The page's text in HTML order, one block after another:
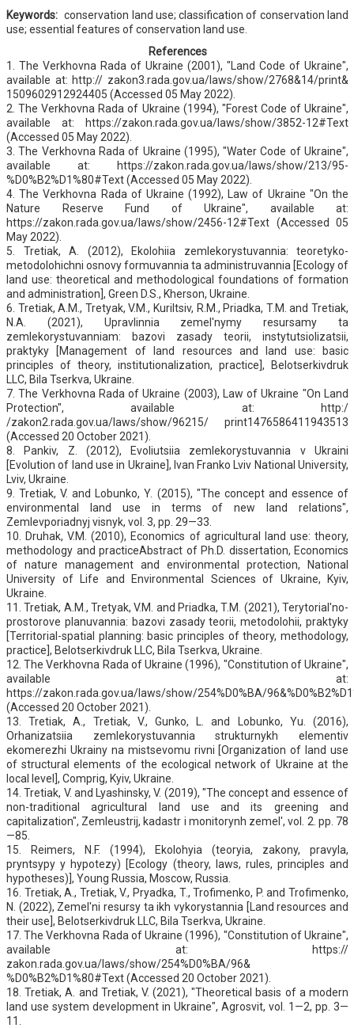
Keywords: conservation land use; classification of conservation land
use; essential features of conservation land use.
References
1. The Verkhovna Rada of Ukraine (2001), "Land Code of Ukraine",
available at: http:// zakon3.rada.gov.ua/laws/show/2768&14/print&
1509602912924405 (Accessed 05 May 2022).
2. The Verkhovna Rada of Ukraine (1994), "Forest Code of Ukraine",
available at: https://zakon.rada.gov.ua/laws/show/3852-12#Text
(Accessed 05 May 2022).
3. The Verkhovna Rada of Ukraine (1995), "Water Code of Ukraine",
available at: https://zakon.rada.gov.ua/laws/show/213/95-
%D0%B2%D1%80#Text (Accessed 05 May 2022).
4. The Verkhovna Rada of Ukraine (1992), Law of Ukraine "On the
Nature Reserve Fund of Ukraine", available at:
https://zakon.rada.gov.ua/laws/show/2456-12#Text (Accessed 05
May 2022).
5. Tretіak, A. (2012), Ekolohiia zemlekorystuvannia: teoretyko-
metodolohichni osnovy formuvannia ta administruvannia [Ecology of
land use: theoretical and methodological foundations of formation
and administration], Green D.S., Kherson, Ukraine.
6. Tretіak, A.M., Tretyak, V.M., Kuriltsiv, R.M., Priadka, T.M. and Tretіak,
N.A. (2021), Upravlinnia zemel'nymy resursamy ta
zemlekorystuvanniam: bazovi zasady teorii, instytutsiolizatsii,
praktyky [Management of land resources and land use: basic
principles of theory, institutionalization, practice], Belotserkivdruk
LLC, Bila Tserkva, Ukraine.
7. The Verkhovna Rada of Ukraine (2003), Law of Ukraine "On Land
Protection", available at: http:/
/zakon2.rada.gov.ua/laws/show/96215/ print1476586411943513
(Accessed 20 October 2021).
8. Pankiv, Z. (2012), Evoliutsiia zemlekorystuvannia v Ukraini
[Evolution of land use in Ukraine], Ivan Franko Lviv National University,
Lviv, Ukraine.
9. Tretіak, V. and Lobunko, Y. (2015), "The concept and essence of
environmental land use in terms of new land relations",
Zemlevporiadnyj visnyk, vol. 3, pp. 29—33.
10. Druhak, V.M. (2010), Economics of agricultural land use: theory,
methodology and practiceAbstract of Ph.D. dissertation, Economics
of nature management and environmental protection, National
University of Life and Environmental Sciences of Ukraine, Kyiv,
Ukraine.
11. Tretіak, A.M., Tretyak, V.M. and Priadka, T.M. (2021), Terytorial'no-
prostorove planuvannia: bazovi zasady teorii, metodolohii, praktyky
[Territorial-spatial planning: basic principles of theory, methodology,
practice], Belotserkivdruk LLC, Bila Tserkva, Ukraine.
12. The Verkhovna Rada of Ukraine (1996), "Constitution of Ukraine",
available at:
https://zakon.rada.gov.ua/laws/show/254%D0%BA/
(Accessed 20 October 2021).
13. Tretіak, A., Tretіak, V., Gunko, L. and Lobunko, Yu. (2016),
Orhanizatsiia zemlekorystuvannia strukturnykh elementiv
ekomerezhi Ukrainy na mistsevomu rivni [Organization of land use
of structural elements of the ecological network of Ukraine at the
local level], Comprig, Kyiv, Ukraine.
14. Tretіak, V. and Lyashinsky, V. (2019), "The concept and essence of
non-traditional agricultural land use and its greening and
capitalization", Zemleustrij, kadastr i monitorynh zemel', vol. 2. pp. 78
—85.
15. Reimers, N.F. (1994), Ekolohyia (teoryia, zakony, pravyla,
pryntsypy y hypotezy) [Ecology (theory, laws, rules, principles and
hypotheses)], Young Russia, Moscow, Russia.
16. Tretіak, A., Tretіak, V., Pryadka, T., Trofimenko, P. and Trofimenko,
N. (2022), Zemel'ni resursy ta ikh vykorystannia [Land resources and
their use], Belotserkivdruk LLC, Bila Tserkva, Ukraine.
17. The Verkhovna Rada of Ukraine (1996), "Constitution of Ukraine",
available at: https://
zakon.rada.gov.ua/laws/show/254%D0%BA/96&
%D0%B2%D1%80#Text (Accessed 20 October 2021).
18. Tretiak, A. and Tretiak, V. (2021), "Theoretical basis of a modern
land use system development in Ukraine", Agrosvit, vol. 1—2, pp. 3—
11.